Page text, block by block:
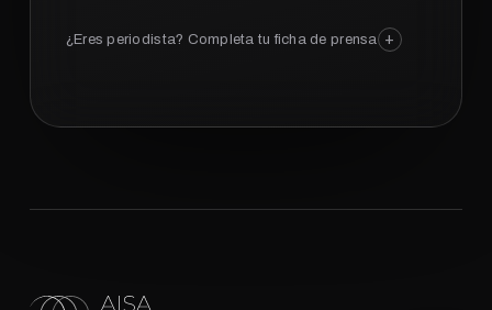
¿Eres periodista? Completa tu ficha de prensa +
Hablar con IA